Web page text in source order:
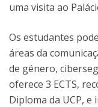
uma visita ao
Os estudantes
áreas da
de género,
oferece 3 ECTS,
Diploma da UCP,